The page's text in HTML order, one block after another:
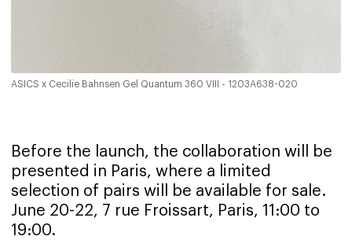
ASICS x Cecilie Bahnsen Gel Quantum 360 VIII - 1203A638-020
Before the launch, the collaboration will be
presented in Paris, where a limited
selection of pairs will be available for sale.
June 20-22, 7 rue Froissart, Paris, 11:00 to
19:00.